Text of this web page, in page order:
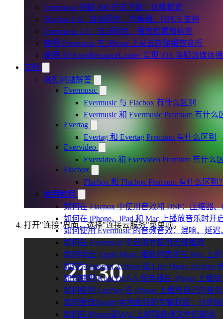
Evermusic 突破 300 万次下载：功能概览
Flacbox 1.6：自动同步、均衡器、OPUS 支持
Evermusic 2.3：自动同步、播放位置和标签
使用 Evermusic 在 iPhone 上从云存储播放音乐
使用 AVAssetResourceLoader 实现 iOS 音频流媒体
文档
常见问题解答
Evermusic
Evermusic 与 Flacbox 有什么区别
Evermusic 和 Evermusic Premium 有什么
Evertag
Evertag 和 Evertag Premium 有什么区别
Evervideo
Evervideo 和 Evervideo Premium 有什么
Flacbox
Flacbox 和 Flacbox Premium 有什么区别
使用教程
如何在 Flacbox 中使用音效和 DSP：压缩器
如何在 iPhone、iPad 和 Mac 上播放音乐时开
如何使用 Evermusic 的音频音效：混响、延
如何在 Evermusic 中启用并使用无缝播放
如何导出 Apple Music 播放列表并在 Mac 上
如何为 Internet Archive 或 Live Music Archive
如何使用 Kodi DLNA 服务器在 iPhone 上播
如何使用 CarPlay 在 iPhone 上播放自己的音乐
如何更改Spotify本地曲目的专辑封面：分步
如何在iPhone或MAC上编辑音频文件的歌词
打开"连接"界面，选择"连接云服务"菜单项。